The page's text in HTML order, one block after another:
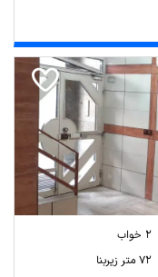
2 خواب
72 متر زیربنا